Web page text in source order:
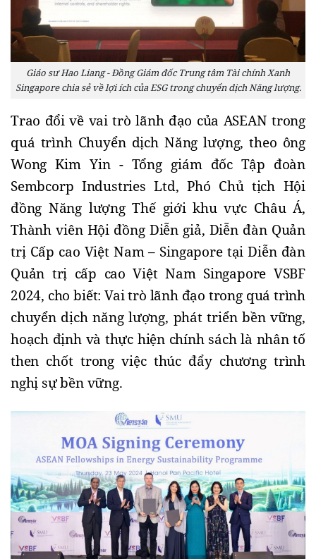
Giáo sư Hao Liang - Đồng Giám đốc Trung tâm Tài chính Xanh
Singapore chia sẻ về lợi ích của ESG trong chuyển dịch Năng lượng.
Trao đổi về vai trò lãnh đạo của ASEAN trong
quá trình Chuyển dịch Năng lượng, theo ông
Wong Kim Yin - Tổng giám đốc Tập đoàn
Sembcorp Industries Ltd, Phó Chủ tịch Hội
đồng Năng lượng Thế giới khu vực Châu Á,
Thành viên Hội đồng Diễn giả, Diễn đàn Quản
trị Cấp cao Việt Nam – Singapore tại Diễn đàn
Quản trị cấp cao Việt Nam Singapore VSBF
2024, cho biết: Vai trò lãnh đạo trong quá trình
chuyển dịch năng lượng, phát triển bền vững,
hoạch định và thực hiện chính sách là nhân tố
then chốt trong việc thúc đẩy chương trình
nghị sự bền vững.